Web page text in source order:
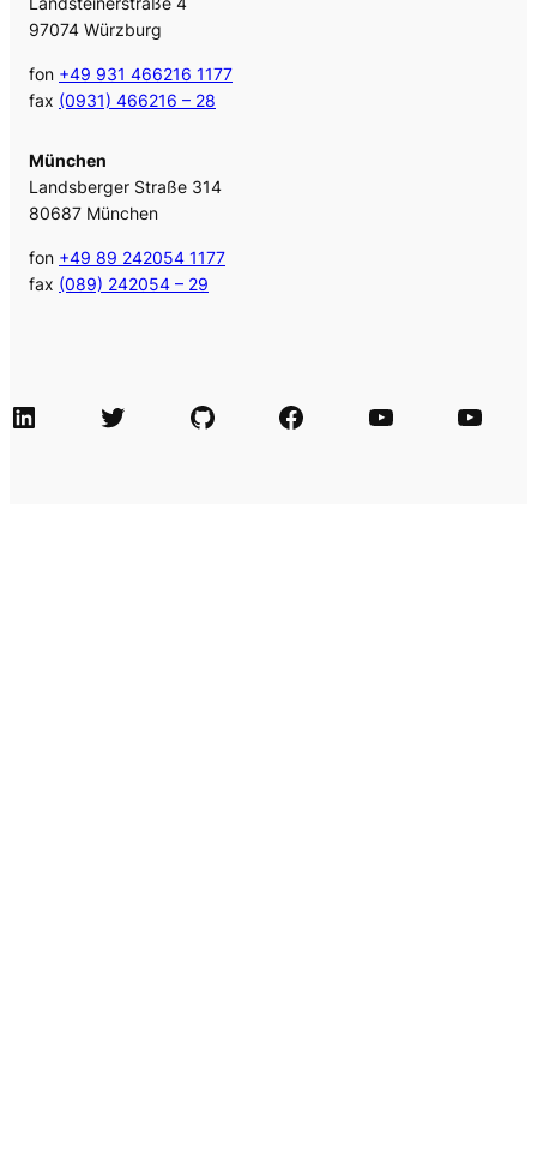
97074 Würzburg
fon +49 931 466216 1177
fax (0931) 466216 – 28
München
Landsberger Straße 314
80687 München
fon +49 89 242054 1177
fax (089) 242054 – 29
LinkedIn Twitter GitHub Facebook Agile Videos Tech-Videos